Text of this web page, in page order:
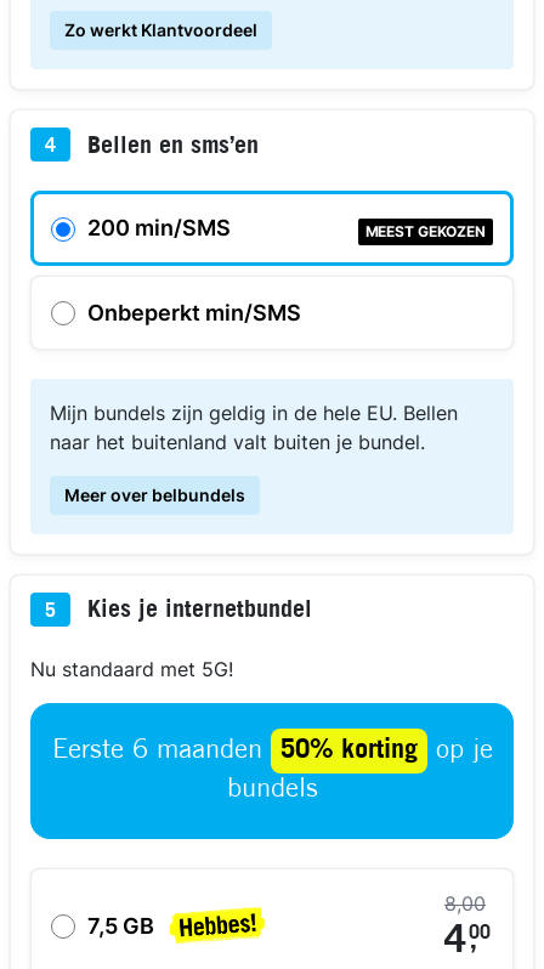
Zo werkt Klantvoordeel
4 Bellen en sms’en
200 min/SMS MEEST GEKOZEN
Onbeperkt min/SMS
Mijn bundels zijn geldig in de hele EU. Bellen
naar het buitenland valt buiten je bundel.
Meer over belbundels
5 Kies je internetbundel
Nu standaard met 5G!
Eerste 6 maanden 50% korting
op je
bundels
7,5 GB
8,00
4,
00